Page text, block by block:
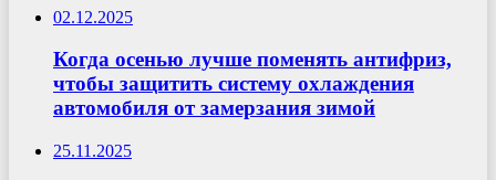
02.12.2025
Когда осенью лучше поменять антифриз,
чтобы защитить систему охлаждения
автомобиля от замерзания зимой
25.11.2025